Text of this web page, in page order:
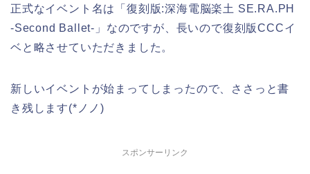
正式なイベント名は「復刻版:深海電脳楽土 SE.RA.PH
-Second Ballet-」なのですが、長いので復刻版CCCイ
ベと略させていただきました。
新しいイベントが始まってしまったので、ささっと書
き残します(*ノノ)
スポンサーリンク